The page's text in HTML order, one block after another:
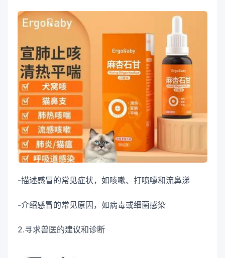
-描述感冒的常见症状，如咳嗽、打喷嚏和流鼻涕
-介绍感冒的常见原因，如病毒或细菌感染
2.寻求兽医的建议和诊断